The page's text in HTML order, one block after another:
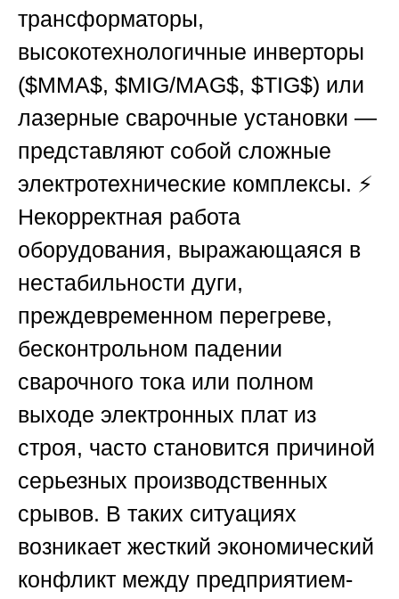
трансформаторы,
высокотехнологичные инверторы
($MMA$, $MIG/MAG$, $TIG$) или
лазерные сварочные установки —
представляют собой сложные
электротехнические комплексы. ⚡
Некорректная работа
оборудования, выражающаяся в
нестабильности дуги,
преждевременном перегреве,
бесконтрольном падении
сварочного тока или полном
выходе электронных плат из
строя, часто становится причиной
серьезных производственных
срывов. В таких ситуациях
возникает жесткий экономический
конфликт между предприятием-